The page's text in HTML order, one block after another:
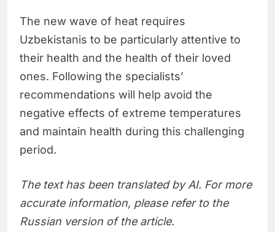
The new wave of heat requires
Uzbekistanis to be particularly attentive to
their health and the health of their loved
ones. Following the specialists’
recommendations will help avoid the
negative effects of extreme temperatures
and maintain health during this challenging
period.
The text has been translated by AI. For more
accurate information, please refer to the
Russian version of the article.